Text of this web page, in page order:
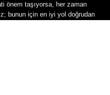
önem taşıyorsa, her zaman
bunun için en iyi yol doğrudan